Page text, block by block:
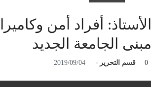
الأستاذ: أفراد أمن
مبنى الجامعة الجديد
قسم التحرير 2019/09/04